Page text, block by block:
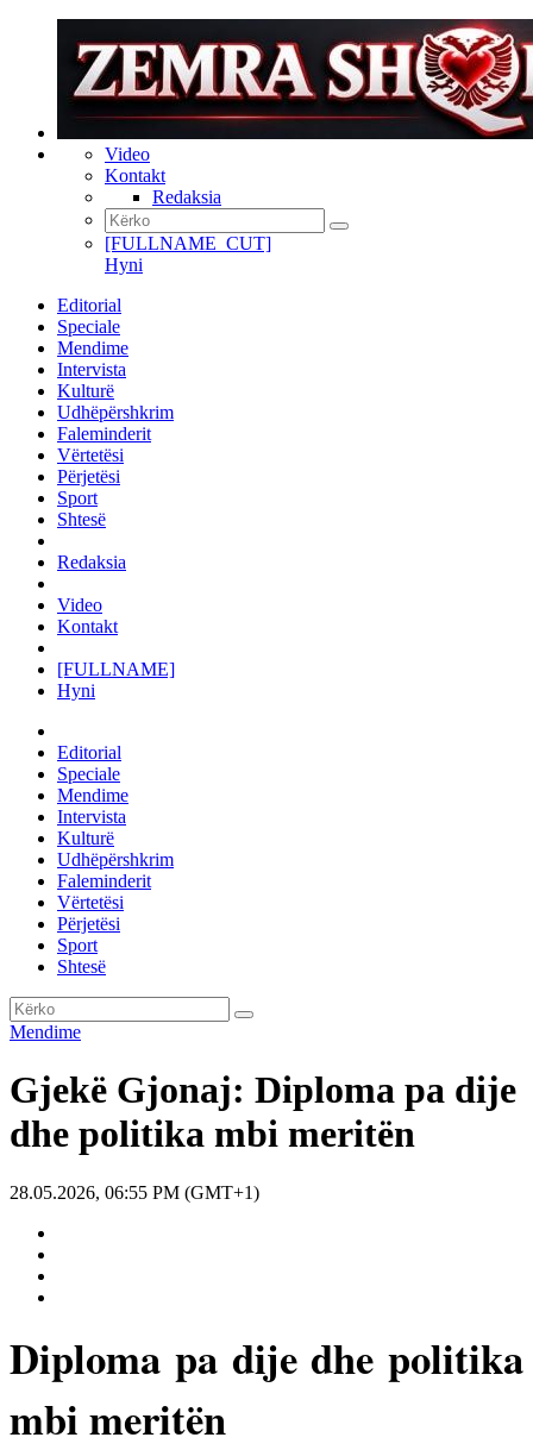
Video
Kontakt
Redaksia
[FULLNAME_CUT]
Hyni
Editorial
Speciale
Mendime
Intervista
Kulturë
Udhëpërshkrim
Faleminderit
Vërtetësi
Përjetësi
Sport
Shtesë
Redaksia
Video
Kontakt
[FULLNAME]
Hyni
Editorial
Speciale
Mendime
Intervista
Kulturë
Udhëpërshkrim
Faleminderit
Vërtetësi
Përjetësi
Sport
Shtesë
Mendime
Gjekë Gjonaj: Diploma pa dije
dhe politika mbi meritën
28.05.2026, 06:55 PM (GMT+1)
Diploma pa dije dhe politika
mbi meritën